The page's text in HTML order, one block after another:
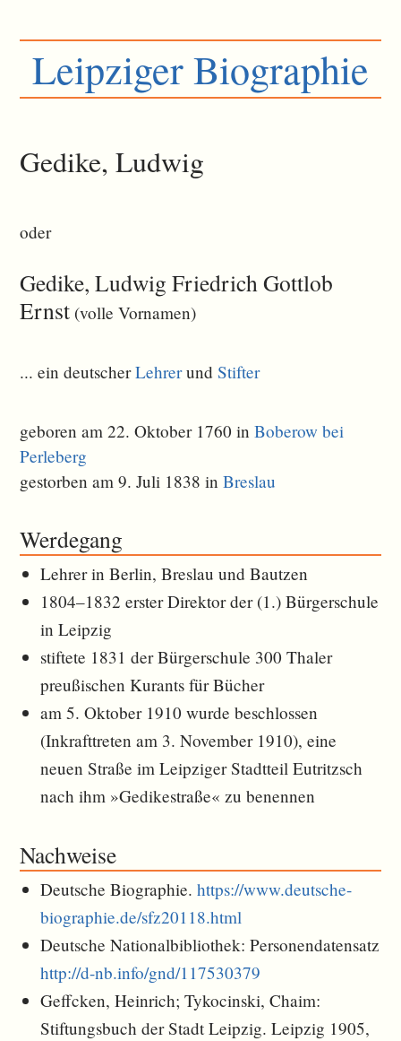
Leipziger Biographie
Gedike, Ludwig
oder
Gedike, Ludwig Friedrich Gottlob
Ernst (volle Vornamen)
... ein deutscherLehrerundStifter
geboren am 22. Oktober 1760 inBoberow bei
Perleberg
gestorben am 9. Juli 1838 inBreslau
Werdegang
Lehrer in Berlin, Breslau und Bautzen
1804–1832 erster Direktor der (1.) Bürgerschule
in Leipzig
stiftete 1831 der Bürgerschule 300 Thaler
preußischen Kurants für Bücher
am 5. Oktober 1910 wurde beschlossen
(Inkrafttreten am 3. November 1910), eine
neuen Straße im Leipziger Stadtteil Eutritzsch
nach ihm »Gedikestraße« zu benennen
Nachweise
Deutsche Biographie.https://www.deutsche-
biographie.de/sfz20118.html
Deutsche Nationalbibliothek: Personendatensatz
http://d-nb.info/gnd/117530379
Geffcken, Heinrich; Tykocinski, Chaim:
Stiftungsbuch der Stadt Leipzig. Leipzig 1905,